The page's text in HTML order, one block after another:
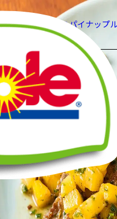
シピ ラム肉のパイナップ